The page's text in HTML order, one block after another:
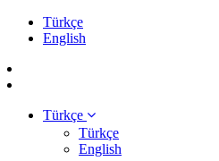
Türkçe
English
Türkçe
Türkçe
English